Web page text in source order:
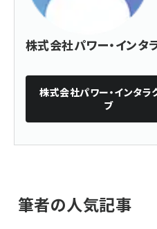
株式会社パワー・インタ
株式会社パワー・インタラ
ブ
筆者の人気記事